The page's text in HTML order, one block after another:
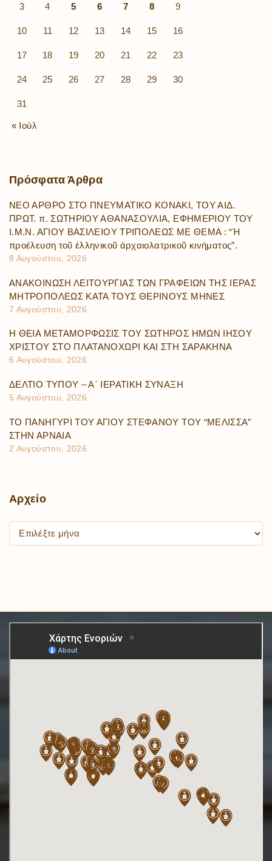
3 4 5 6 7 8 9
10 11 12 13 14 15 16
17 18 19 20 21 22 23
24 25 26 27 28 29 30
31
« Ιούλ
Πρόσφατα Άρθρα
ΝΕΟ ΑΡΘΡΟ ΣΤΟ ΠΝΕΥΜΑΤΙΚΟ ΚΟΝΑΚΙ, ΤΟΥ ΑΙΔ.
ΠΡΩΤ. π. ΣΩΤΗΡΙΟΥ ΑΘΑΝΑΣΟΥΛΙΑ, ΕΦΗΜΕΡΙΟΥ ΤΟΥ
Ι.Μ.Ν. ΑΓΙΟΥ ΒΑΣΙΛΕΙΟΥ ΤΡΙΠΟΛΕΩΣ ΜΕ ΘΕΜΑ : “Ἡ
προέλευση τοῦ ἑλληνικοῦ ἀρχαιολατρικοῦ κινήματος”.
8 Αυγούστου, 2026
ΑΝΑΚΟΙΝΩΣΗ ΛΕΙΤΟΥΡΓΙΑΣ ΤΩΝ ΓΡΑΦΕΙΩΝ ΤΗΣ ΙΕΡΑΣ
ΜΗΤΡΟΠΟΛΕΩΣ ΚΑΤΑ ΤΟΥΣ ΘΕΡΙΝΟΥΣ ΜΗΝΕΣ
7 Αυγούστου, 2026
Η ΘΕΙΑ ΜΕΤΑΜΟΡΦΩΣΙΣ ΤΟΥ ΣΩΤΗΡΟΣ ΗΜΩΝ ΙΗΣΟΥ
ΧΡΙΣΤΟΥ ΣΤΟ ΠΛΑΤΑΝΟΧΩΡΙ ΚΑΙ ΣΤΗ ΣΑΡΑΚΗΝΑ
6 Αυγούστου, 2026
ΔΕΛΤΙΟ ΤΥΠΟΥ – Α΄ ΙΕΡΑΤΙΚΗ ΣΥΝΑΞΗ
5 Αυγούστου, 2026
ΤΟ ΠΑΝΗΓΥΡΙ ΤΟΥ ΑΓΙΟΥ ΣΤΕΦΑΝΟΥ ΤΟΥ “ΜΕΛΙΣΣΑ”
ΣΤΗΝ ΑΡΝΑΙΑ
2 Αυγούστου, 2026
Αρχείο